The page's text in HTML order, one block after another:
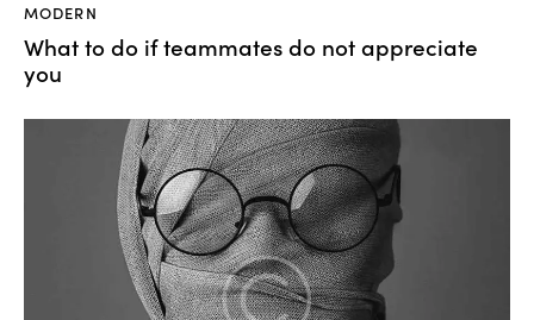
MODERN
What to do if teammates do not appreciate
you